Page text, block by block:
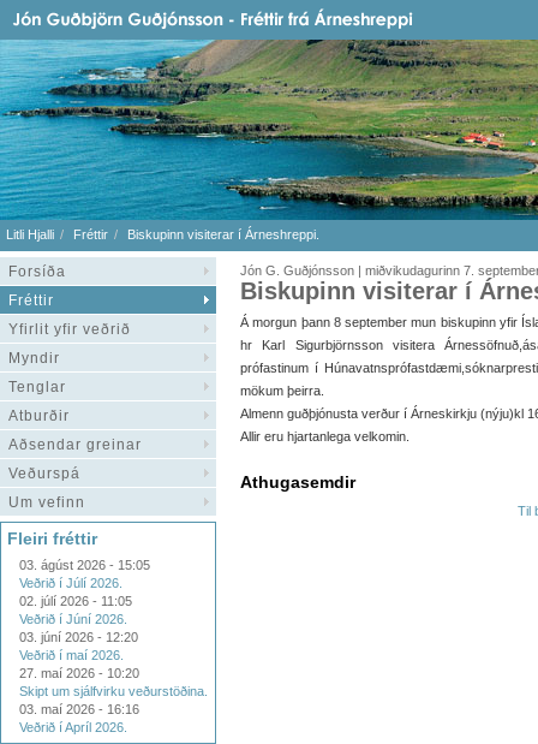
Litli Hjalli Fréttir Biskupinn visiterar í Árneshreppi.
Forsíða
Fréttir
Yfirlit yfir veðrið
Myndir
Tenglar
Atburðir
Aðsendar greinar
Veðurspá
Um vefinn
Fleiri fréttir
03. ágúst 2026 - 15:05
Veðrið í Júlí 2026.
02. júlí 2026 - 11:05
Veðrið í Júní 2026.
03. júní 2026 - 12:20
Veðrið í maí 2026.
27. maí 2026 - 10:20
Skipt um sjálfvirku veðurstöðina.
03. maí 2026 - 16:16
Veðrið í Apríl 2026.
Jón G. Guðjónsson | miðvikudagurinn 7.
Biskupinn visiterar í
Á morgun þann 8 september mun biskupinn yfir
hr Karl Sigurbjörnsson visitera
prófastinum í
mökum þeirra.
Almenn guðþjónusta verður í Árneskirkju (nýju)kl
Allir eru hjartanlega velkomin.
Athugasemdir
Til